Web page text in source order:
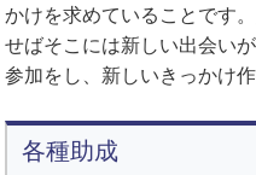
かけを求めていることです
せばそこには新しい出会い
参加をし、新しいきっかけ
各種助成